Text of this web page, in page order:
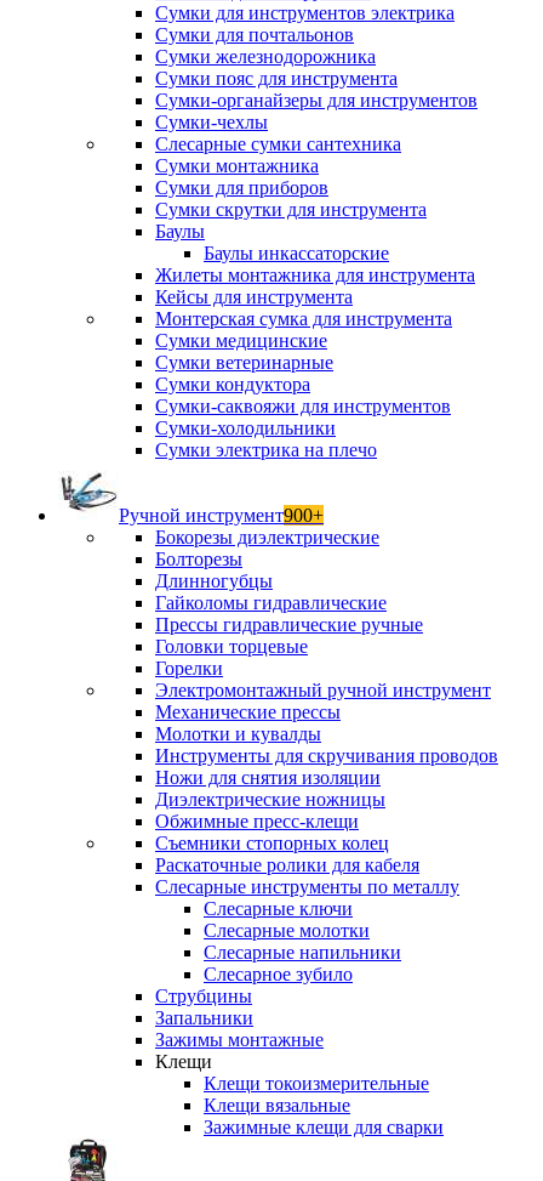
Сумки для инструментов электрика
Сумки для почтальонов
Сумки железнодорожника
Сумки пояс для инструмента
Сумки-органайзеры для инструментов
Сумки-чехлы
Слесарные сумки сантехника
Сумки монтажника
Сумки для приборов
Сумки скрутки для инструмента
Баулы
Баулы инкассаторские
Жилеты монтажника для инструмента
Кейсы для инструмента
Монтерская сумка для инструмента
Сумки медицинские
Сумки ветеринарные
Сумки кондуктора
Сумки-саквояжи для инструментов
Сумки-холодильники
Сумки электрика на плечо
Ручной инструмент900+
Бокорезы диэлектрические
Болторезы
Длинногубцы
Гайколомы гидравлические
Прессы гидравлические ручные
Головки торцевые
Горелки
Электромонтажный ручной инструмент
Механические прессы
Молотки и кувалды
Инструменты для скручивания проводов
Ножи для снятия изоляции
Диэлектрические ножницы
Обжимные пресс-клещи
Съемники стопорных колец
Раскаточные ролики для кабеля
Слесарные инструменты по металлу
Слесарные ключи
Слесарные молотки
Слесарные напильники
Слесарное зубило
Струбцины
Запальники
Зажимы монтажные
Клещи
Клещи токоизмерительные
Клещи вязальные
Зажимные клещи для сварки